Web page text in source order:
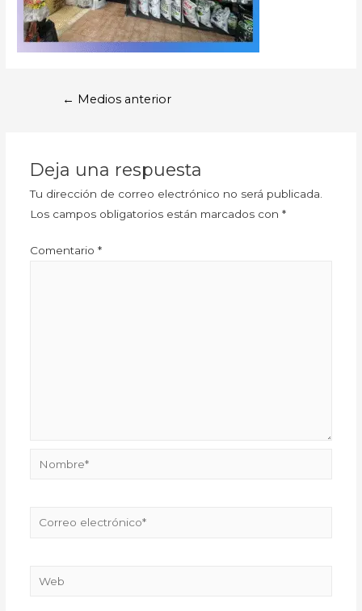
← Medios anterior
Deja una respuesta
Tu dirección de correo electrónico no será publicada.
Los campos obligatorios están marcados con *
Comentario *